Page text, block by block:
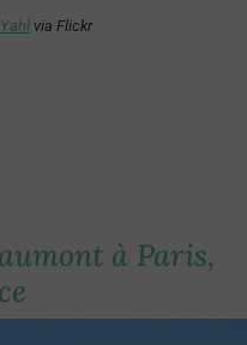
via Flickr
à Paris,